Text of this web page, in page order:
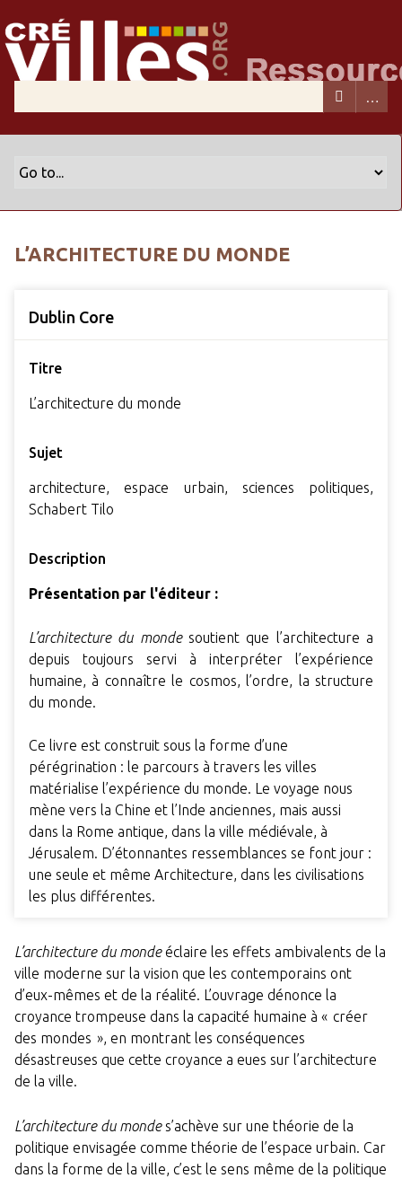
L’ARCHITECTURE DU MONDE
Dublin Core
Titre
L’architecture du monde
Sujet
architecture, espace urbain, sciences politiques,
Schabert Tilo
Description
Présentation par l'éditeur :
L’architecture du mondesoutient que l’architecture a
depuis toujours servi à interpréter l’expérience
humaine, à connaître le cosmos, l’ordre, la structure
du monde.
Ce livre est construit sous la forme d’une
pérégrination : le parcours à travers les villes
matérialise l’expérience du monde. Le voyage nous
mène vers la Chine et l’Inde anciennes, mais aussi
dans la Rome antique, dans la ville médiévale, à
Jérusalem. D’étonnantes ressemblances se font jour :
une seule et même Architecture, dans les civilisations
les plus différentes.
L’architecture du mondeéclaire les effets ambivalents de la
ville moderne sur la vision que les contemporains ont
d’eux-mêmes et de la réalité. L’ouvrage dénonce la
croyance trompeuse dans la capacité humaine à « créer
des mondes », en montrant les conséquences
désastreuses que cette croyance a eues sur l’architecture
de la ville.
L’architecture du mondes’achève sur une théorie de la
politique envisagée comme théorie de l’espace urbain. Car
dans la forme de la ville, c’est le sens même de la politique